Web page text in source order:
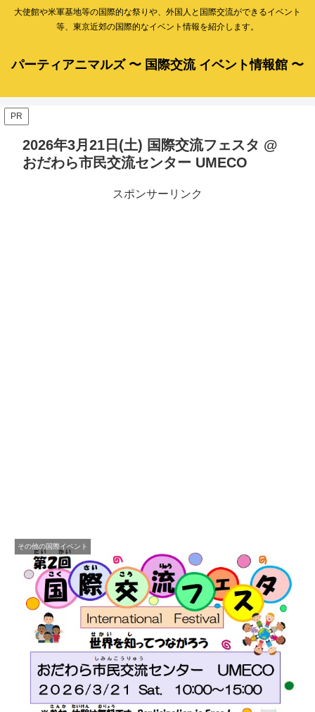
大使館や米軍基地等の国際的な祭りや、外国人と国際交流ができるイベント
等、東京近郊の国際的なイベント情報を紹介します。
パーティアニマルズ 〜 国際交流 イベント情報館 〜
PR
2026年3月21日(土) 国際交流フェスタ @
おだわら市民交流センター UMECO
スポンサーリンク
その他の国際イベント